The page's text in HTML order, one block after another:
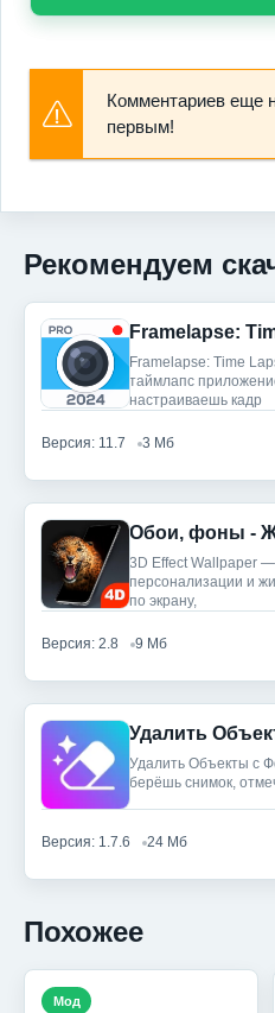
Комментариев еще
первым!
Рекомендуем
Framelapse: Time
таймлапс
настраиваешь кадр
Версия: 11.7 3 Мб
3D Effect Wallpaper
персонализации и
по экрану,
Версия: 2.8 9 Мб
Удалить Объекты с
берёшь снимок,
Версия: 1.7.6 24 Мб
Похожее
Мод